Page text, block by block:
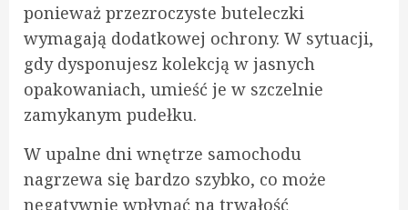
ponieważ przezroczyste buteleczki
wymagają dodatkowej ochrony. W sytuacji,
gdy dysponujesz kolekcją w jasnych
opakowaniach, umieść je w szczelnie
zamykanym pudełku.
W upalne dni wnętrze samochodu
nagrzewa się bardzo szybko, co może
negatywnie wpłynąć na trwałość